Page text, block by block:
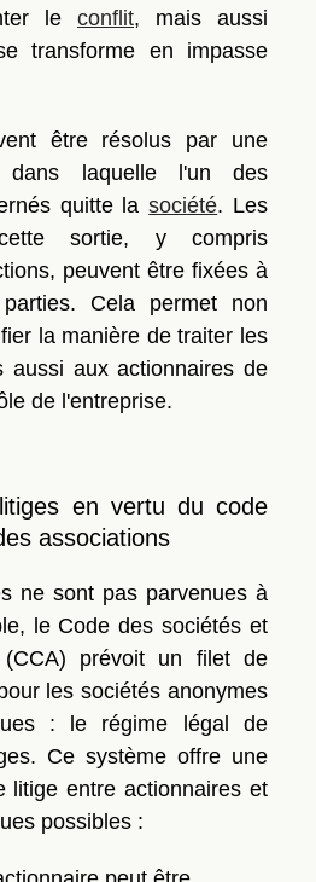
le conflit, mais aussi
transforme en impasse
être résolus par une
dans laquelle l'un des
quitte lasociété. Les
sortie, y compris
peuvent être fixées à
Cela permet non
la manière de traiter les
aussi aux actionnaires de
de l'entreprise.
en vertu du code
associations
ne sont pas parvenues à
le Code des sociétés et
(CCA) prévoit un filet de
les sociétés anonymes
: le régime légal de
Ce système offre une
litige entre actionnaires et
possibles :